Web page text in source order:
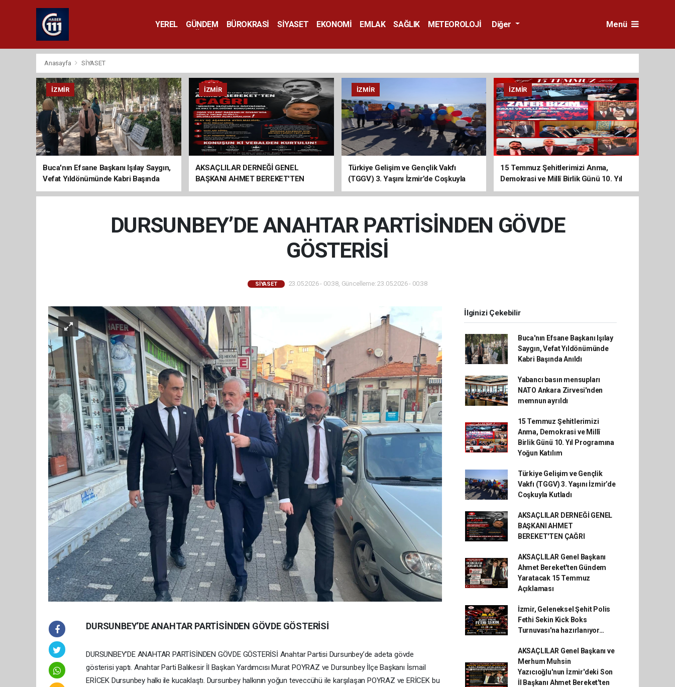
YEREL GÜNDEM BÜROKRASİ SİYASET EKONOMİ EMLAK SAĞLIK
METEOROLOJİ
Diğer Menü
Anasayfa SİYASET
İZMIR
Buca'nın Efsane Başkanı Işılay Saygın,
Vefat Yıldönümünde Kabri Başında
Anıldı
İZMIR
AKSAÇLILAR DERNEĞİ GENEL
BAŞKANI AHMET BEREKET'TEN
ÇAĞRI
İZMIR
Türkiye Gelişim ve Gençlik Vakfı
(TGGV) 3. Yaşını İzmir’de Coşkuyla
Kutladı
İZMIR
15 Temmuz Şehitlerimizi Anma,
Demokrasi ve Millî Birlik Günü 10. Yıl
Programına Yoğun Katılım
DURSUNBEY’DE ANAHTAR PARTİSİNDEN GÖVDE
GÖSTERİSİ
SİYASET 23.05.2026 - 00:38, Güncelleme: 23.05.2026 - 00:38
DURSUNBEY’DE ANAHTAR PARTİSİNDEN GÖVDE GÖSTERİSİ
DURSUNBEY’DE ANAHTAR PARTİSİNDEN GÖVDE GÖSTERİSİ Anahtar Partisi Dursunbey’de adeta gövde
gösterisi yaptı. Anahtar Parti Balıkesir İl Başkan Yardımcısı Murat POYRAZ ve Dursunbey İlçe Başkanı İsmail
ERİCEK Dursunbey halkı ile kucaklaştı. Dursunbey halkının yoğun teveccühü ile karşılaşan POYRAZ ve ERİCEK bu
İlginizi Çekebilir
Buca'nın Efsane Başkanı Işılay
Saygın, Vefat Yıldönümünde
Kabri Başında Anıldı
Yabancı basın mensupları
NATO Ankara Zirvesi'nden
memnun ayrıldı
15 Temmuz Şehitlerimizi
Anma, Demokrasi ve Millî
Birlik Günü 10. Yıl Programına
Yoğun Katılım
Türkiye Gelişim ve Gençlik
Vakfı (TGGV) 3. Yaşını İzmir’de
Coşkuyla Kutladı
AKSAÇLILAR DERNEĞİ GENEL
BAŞKANI AHMET
BEREKET'TEN ÇAĞRI
AKSAÇLILAR Genel Başkanı
Ahmet Bereket'ten Gündem
Yaratacak 15 Temmuz
Açıklaması
İzmir, Geleneksel Şehit Polis
Fethi Sekin Kick Boks
Turnuvası'na hazırlanıyor…
AKSAÇLILAR Genel Başkanı ve
Merhum Muhsin
Yazıcıoğlu'nun İzmir'deki Son
İl Başkanı Ahmet Bereket'ten